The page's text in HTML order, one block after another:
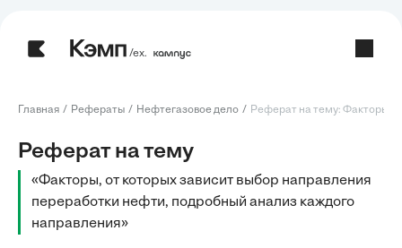
/ех.
Главная Рефераты Нефтегазовое дело Реферат на тему: Факторы,
Реферат на тему
«Факторы, от которых зависит выбор направления
переработки нефти, подробный анализ каждого
направления»